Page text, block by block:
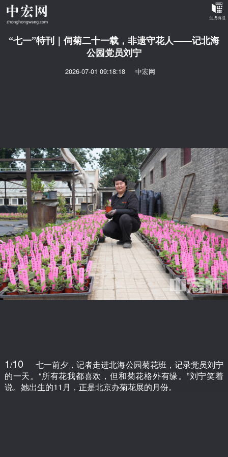
“七一”特刊｜伺菊二十一载，非遗守花人——记北海
公园党员刘宁
2026-07-01 09:18:18 中宏网
1/10
七一前夕，记者走进北海公园菊花班，记录党员刘宁
的一天。“所有花我都喜欢，但和菊花格外有缘。”刘宁笑着
说。她出生的11月，正是北京办菊花展的月份。